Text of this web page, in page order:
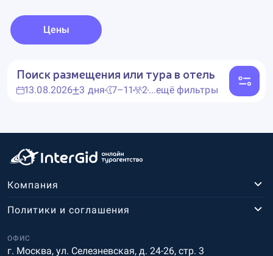
Цены
Поиск размещения или тура в отель
13.08.2026 3 дня 7–11 2...ещё фильтры
Компания
ОФИС
г. Москва, ул. Селезневская, д. 24-26, стр. 3
Политики и соглашения